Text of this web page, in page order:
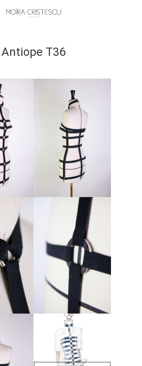
Antiope T36